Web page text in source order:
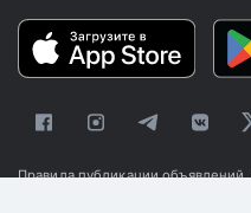
Правила публикации объявлений